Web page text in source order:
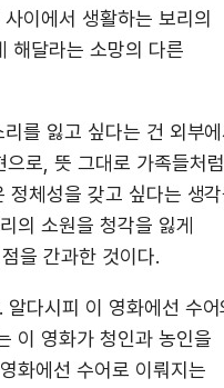
이에서 생활하는 보리의
해달라는 소망의 다른
를 잃고 싶다는 건 외부에
로, 뜻 그대로 가족들처럼
정체성을 갖고 싶다는 생
의 소원을 청각을 잃게
을 간과한 것이다.
알다시피 이 영화에선 수어
이 영화가 청인과 농인을
화에선 수어로 이뤄지는